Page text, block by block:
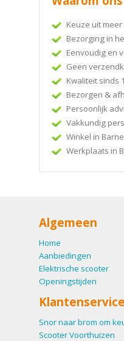
Keuze uit
Bezorging in
Eenvoudig en
Geen
Kwaliteit sinds
Bezorgen &
Persoonlijk
Vakkundig
Winkel in
Werkplaats in
Algemeen
Home
Aanbiedingen
Elektrische scooter
Openingstijden
Klantenservice
Snor naar brom om
Scooter Voorthuizen